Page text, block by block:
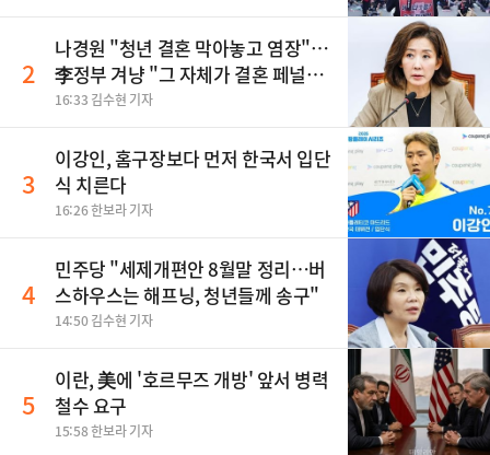
2
나경원 "청년 결혼 막아놓고 염장"…
李정부 겨냥 "그 자체가 결혼 페널
티"
16:33 김수현 기자
3
이강인, 홈구장보다 먼저 한국서 입단
식 치른다
16:26 한보라 기자
4
민주당 "세제개편안 8월말 정리…버
스하우스는 해프닝, 청년들께 송구"
14:50 김수현 기자
5
이란, 美에 '호르무즈 개방' 앞서 병력
철수 요구
15:58 한보라 기자